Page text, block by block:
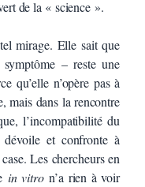
de la « science ».
mirage. Elle sait que
– reste une
qu’elle n’opère pas à
mais dans la rencontre
l’incompatibilité du
et confronte à
Les chercheurs en
in vitron’a rien à voir